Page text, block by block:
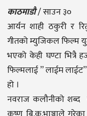
काठमाडौ/ साउन ३०
आर्यन शाही ठकुरी र
गीतको म्युजिकल फिल्म
भएको केही घण्टा भित्रै
फिल्मलाई ” लाईम
हो ।
नवराज कलौनीको शब्द